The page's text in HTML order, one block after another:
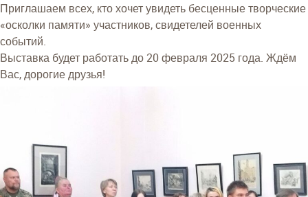
Приглашаем всех, кто хочет увидеть бесценные творческие
«осколки памяти» участников, свидетелей военных
событий.
Выставка будет работать до 20 февраля 2025 года. Ждём
Вас, дорогие друзья!